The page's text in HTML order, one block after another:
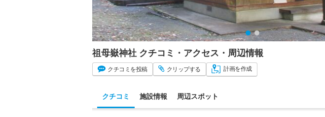
祖母嶽神社 クチコミ・アクセス・周辺情報
クチコミ を投稿 クリップする 計画を作成
クチコミ 施設情報 周辺スポット